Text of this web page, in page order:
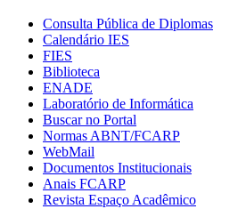
Consulta Pública de Diplomas
Calendário IES
FIES
Biblioteca
ENADE
Laboratório de Informática
Buscar no Portal
Normas ABNT/FCARP
WebMail
Documentos Institucionais
Anais FCARP
Revista Espaço Acadêmico